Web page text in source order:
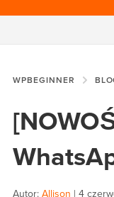
WPBEGINNER
Autor:Allison | 4